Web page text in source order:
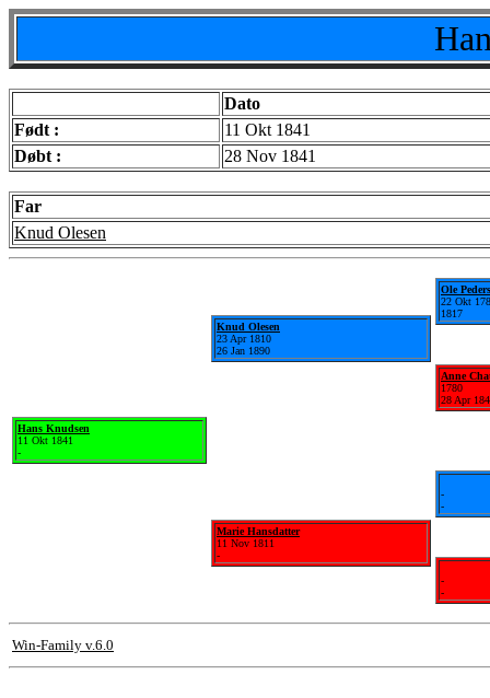
Dato
Født :
11 Okt 1841
Døbt :
28 Nov 1841
Far
Knud Olesen
Hans Knudsen
11 Okt 1841
-
Knud Olesen
23 Apr 1810
26 Jan 1890
Marie Hansdatter
11 Nov 1811
-
Ole
22 Okt
1817
Anne
1780
28 Apr
-
-
-
-
Win-Family v.6.0